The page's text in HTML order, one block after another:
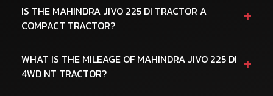
IS THE MAHINDRA JIVO 225 DI TRACTOR A
COMPACT TRACTOR?
+
WHAT IS THE MILEAGE OF MAHINDRA JIVO 225 DI
4WD NT TRACTOR?
+